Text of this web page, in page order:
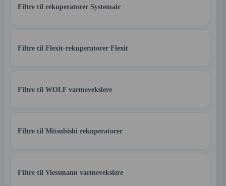
Filtre til rekuperatorer Systemair
Filtre til Flexit-rekuperatorer Flexit
Filtre til WOLF varmevekslere
Filtre til Mitsubishi rekuperatorer
Filtre til Viessmann varmevekslere